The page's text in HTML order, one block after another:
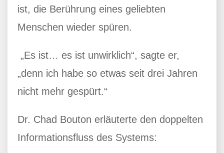
ist, die Berührung eines geliebten
Menschen wieder spüren.
„Es ist… es ist unwirklich“, sagte er,
„denn ich habe so etwas seit drei Jahren
nicht mehr gespürt.“
Dr. Chad Bouton erläuterte den doppelten
Informationsfluss des Systems: